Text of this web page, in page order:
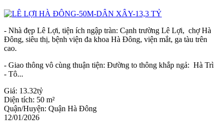
- Nhà đẹp Lê Lợi, tiện ích ngập tràn: Cạnh trường Lê Lợi, chợ Hà
Đông, siêu thị, bệnh viện đa khoa Hà Đông, viện mắt, ga tàu trên
cao.
- Giao thông vô cùng thuận tiện: Đường to thông khắp ngả: Hà Trì
- Tô...
Giá: 13.32tỷ
Diện tích: 50 m²
Quận/Huyện: Quận Hà Đông
12/01/2026